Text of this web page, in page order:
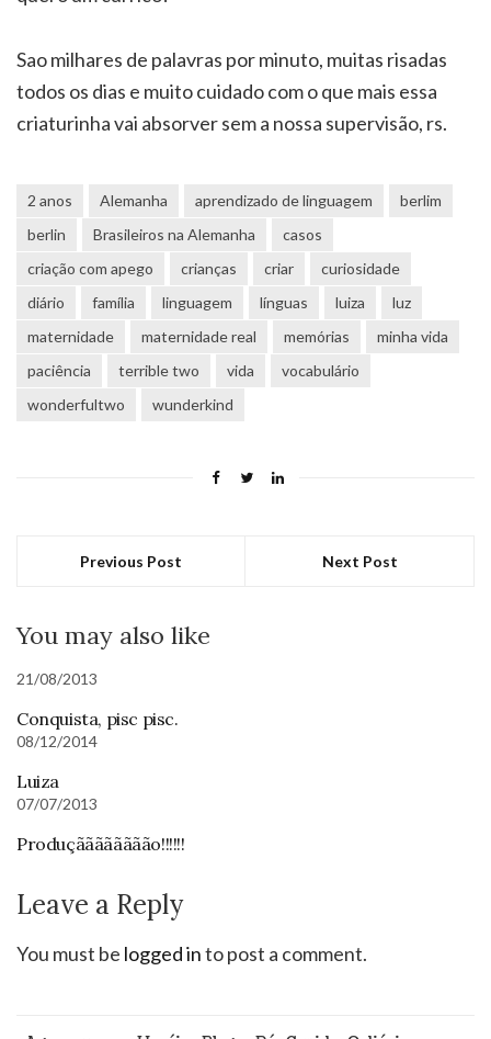
Sao milhares de palavras por minuto, muitas risadas
todos os dias e muito cuidado com o que mais essa
criaturinha vai absorver sem a nossa supervisão, rs.
2 anos Alemanha aprendizado de linguagem
berlim
berlin
Brasileiros na Alemanha
casos
criação com apego
crianças criar
curiosidade
diário
família linguagem línguas luiza
luz
maternidade
maternidade real memórias
minha vida
paciência
terrible two vida
vocabulário
wonderfultwo
wunderkind
Previous Post Next Post
You may also like
21/08/2013
Conquista, pisc pisc.
08/12/2014
Luiza
07/07/2013
Produçãããããããão!!!!!!
Leave a Reply
You must be logged into post a comment.